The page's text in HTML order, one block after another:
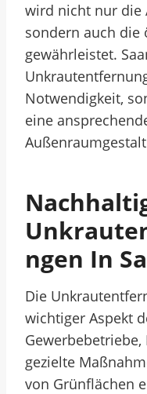
wird nicht nur die
sondern auch die
gewährleistet.
Notwendigkeit,
eine
Ngen In
Die
wichtiger Aspekt
gezielte
von Grünflächen